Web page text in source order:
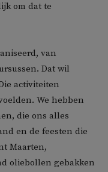
om dat te
van
Dat wil
activiteiten
We hebben
die ons alles
en de feesten die
Maarten,
oliebollen gebakken